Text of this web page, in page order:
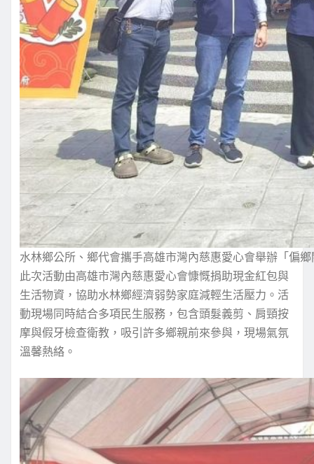
水林鄉公所、鄉代會攜手高雄市灣內慈惠愛心會舉辦「偏
此次活動由高雄市灣內慈惠愛心會慷慨捐助現金紅包與
生活物資，協助水林鄉經濟弱勢家庭減輕生活壓力。活
動現場同時結合多項民生服務，包含頭髮義剪、肩頸按
摩與假牙檢查衛教，吸引許多鄉親前來參與，現場氣氛
溫馨熱絡。